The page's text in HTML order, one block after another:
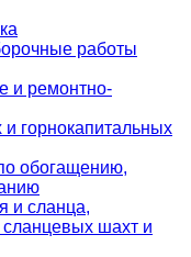
работы
и ремонтно-
горнокапитальных
обогащению,
и сланца,
сланцевых шахт и